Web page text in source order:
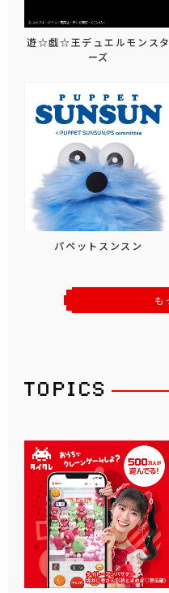
遊☆戯☆王デュエルモンスタ
ーズ
パペットスンスン
も